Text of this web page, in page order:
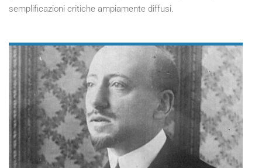
semplificazioni critiche ampiamente diffusi.